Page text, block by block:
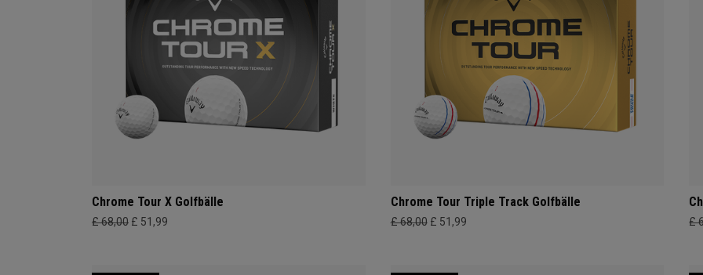
Chrome Tour X Golfbälle
£ 68,00 £ 51,99
Chrome Tour Triple Track Golfbälle
£ 68,00 £ 51,99 £